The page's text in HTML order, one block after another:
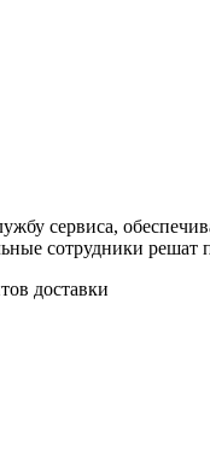
сервиса,
сотрудники решат
доставки